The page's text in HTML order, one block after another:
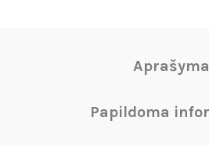
Papildoma